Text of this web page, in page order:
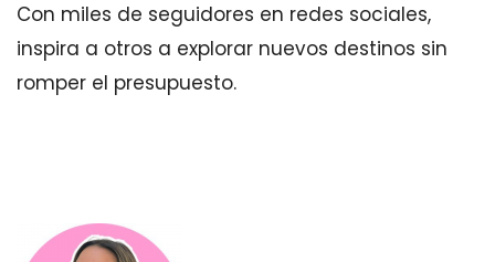
Con miles de seguidores en redes sociales,
inspira a otros a explorar nuevos destinos sin
romper el presupuesto.